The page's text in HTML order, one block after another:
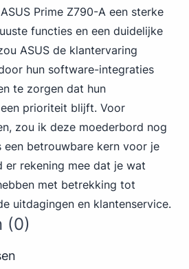
Prime Z790-A een sterke
functies en een duidelijke
ASUS de klantervaring
hun software-integraties
te zorgen dat hun
prioriteit blijft. Voor
zou ik deze moederbord nog
een betrouwbare kern voor je
er rekening mee dat je wat
met betrekking tot
uitdagingen en klantenservice.
(0)